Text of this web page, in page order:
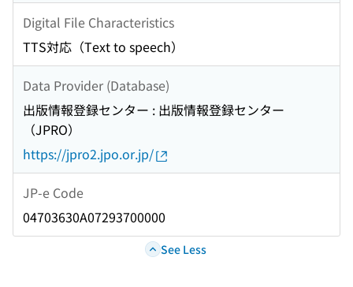
Digital File Characteristics
TTS対応（Text to speech）
Data Provider (Database)
出版情報登録センター : 出版情報登録センター
（JPRO）
https://jpro2.jpo.or.jp/
JP-e Code
04703630A07293700000
See Less